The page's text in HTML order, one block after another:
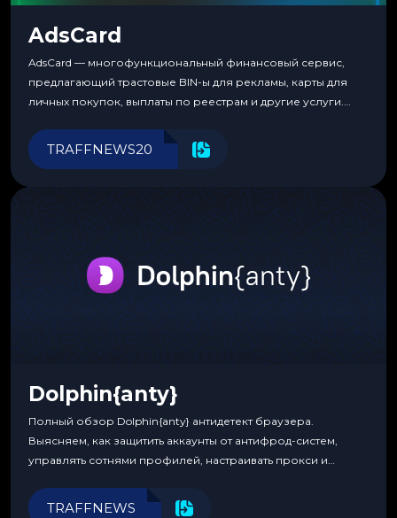
AdsCard
AdsCard — многофункциональный финансовый сервис,
предлагающий трастовые BIN-ы для рекламы, карты для
личных покупок, выплаты по реестрам и другие услуги.
инструменты для управления финансами.
TRAFFNEWS20
Dolphin{anty}
Полный обзор Dolphin{anty} антидетект браузера.
Выясняем, как защитить аккаунты от антифрод-систем,
управлять сотнями профилей, настраивать прокси и
эффективности.
TRAFFNEWS